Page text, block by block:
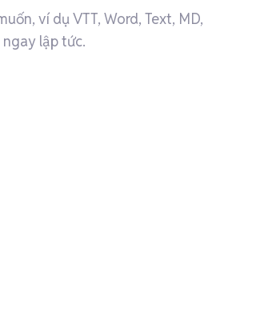
ví dụ VTT, Word, Text, MD,
ngay lập tức.